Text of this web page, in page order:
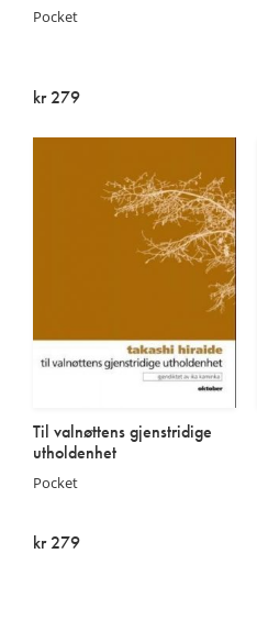
Pocket
kr 279
Til valnøttens gjenstridige
utholdenhet
Pocket
kr 279